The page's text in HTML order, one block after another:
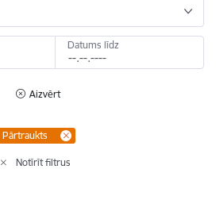
Datums līdz
Aizvērt
Pārtraukts
Notīrīt filtrus